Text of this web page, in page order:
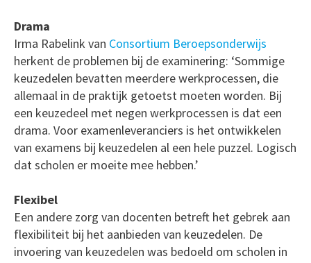
Drama
Irma Rabelink van Consortium Beroepsonderwijs
herkent de problemen bij de examinering: ‘Sommige
keuzedelen bevatten meerdere werkprocessen, die
allemaal in de praktijk getoetst moeten worden. Bij
een keuzedeel met negen werkprocessen is dat een
drama. Voor examenleveranciers is het ontwikkelen
van examens bij keuzedelen al een hele puzzel. Logisch
dat scholen er moeite mee hebben.’
Flexibel
Een andere zorg van docenten betreft het gebrek aan
flexibiliteit bij het aanbieden van keuzedelen. De
invoering van keuzedelen was bedoeld om scholen in